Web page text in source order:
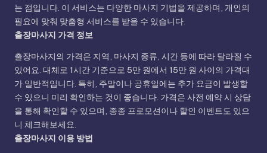
는 점입니다. 이 서비스는 다양한 마사지 기법을 제공하며, 개인의
필요에 맞춰 맞춤형 서비스를 받을 수 있습니다.
출장마사지 가격 정보
출장마사지의 가격은 지역, 마사지 종류, 시간 등에 따라 달라질 수
있어요. 대체로 1시간 기준으로 5만 원에서 15만 원 사이의 가격대
가 일반적입니다. 특히, 주말이나 공휴일에는 추가 요금이 발생할
수 있으니 미리 확인하는 것이 좋습니다. 가격은 사전 예약 시 상담
을 통해 확인할 수 있으며, 종종 프로모션이나 할인 이벤트도 있으
니 체크해보세요.
출장마사지 이용 방법